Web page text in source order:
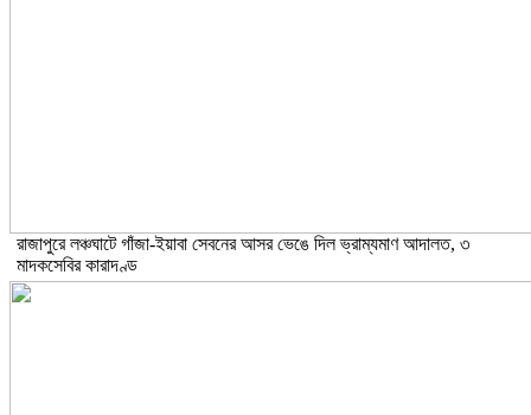
রাজাপুরে লঞ্চঘাটে গাঁজা-ইয়াবা সেবনের আসর ভেঙে দিল ভ্রাম্যমাণ আদালত, ৩
মাদকসেবির কারাদণ্ড